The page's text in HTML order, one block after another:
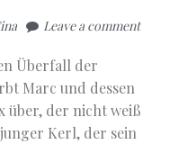
Leave a comment
Überfall der
Marc und dessen
über, der nicht weiß
Kerl, der sein